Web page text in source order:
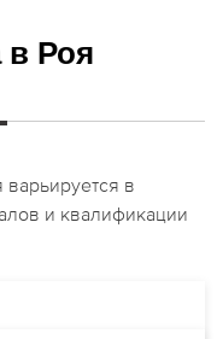
в Роя
в
и квалификации